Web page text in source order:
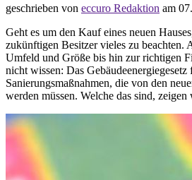
geschrieben von eccuro Redaktion am
Geht es um den Kauf eines neuen
zukünftigen Besitzer vieles zu beachten.
Umfeld und Größe bis hin zur richtigen
nicht wissen: Das
Sanierungsmaßnahmen, die von den
werden müssen. Welche das sind,